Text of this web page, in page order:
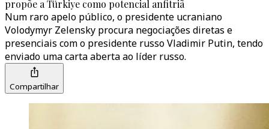
propõe a Türkiye como potencial anfitriã
Num raro apelo público, o presidente ucraniano
Volodymyr Zelensky procura negociações diretas e
presenciais com o presidente russo Vladimir Putin, tendo
enviado uma carta aberta ao líder russo.
Compartilhar